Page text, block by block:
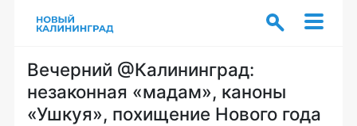
Вечерний @Калининград:
незаконная «мадам», каноны
«Ушкуя», похищение Нового года